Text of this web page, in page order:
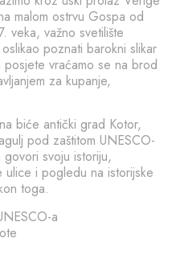
malom ostrvu Gospa od
veka, važno svetilište
poznati barokni slikar
vraćamo se na brod
za kupanje,
biće antički grad Kotor,
pod zaštitom UNESCO-
svoju istoriju,
ulice i pogledu na istorijske
toga.
a